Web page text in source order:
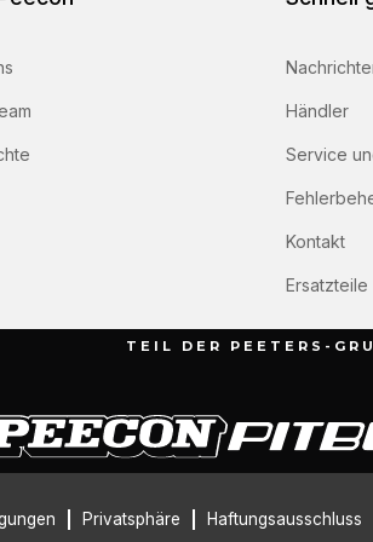
Händler
Service
Kontakt
Ersatzteile
TEIL DER PEETERS-
Privatsphäre Haftungsausschluss